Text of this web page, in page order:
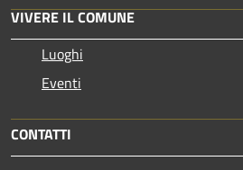
VIVERE IL COMUNE
Luoghi
Eventi
CONTATTI